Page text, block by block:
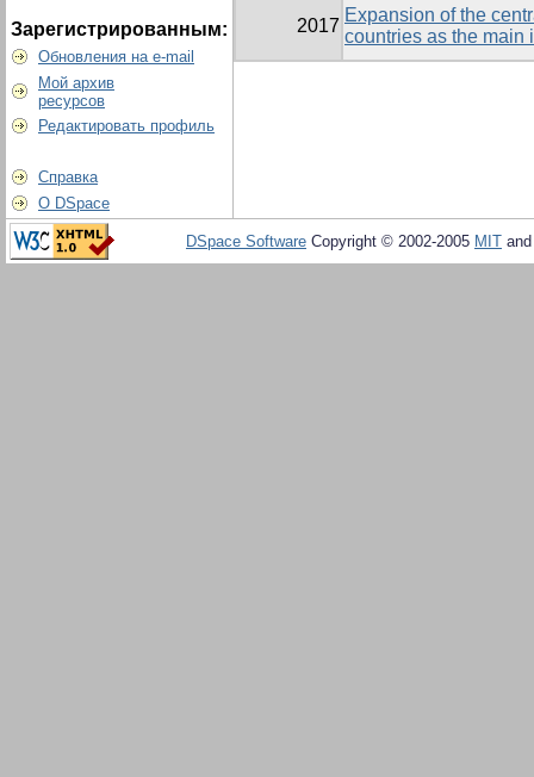
Зарегистрированным:
Обновления на e-mail
Мой архив
ресурсов
Редактировать профиль
Справка
О DSpace
2017
Expansion of the
countries as the main
DSpace Software Copyright © 2002-2005 MIT